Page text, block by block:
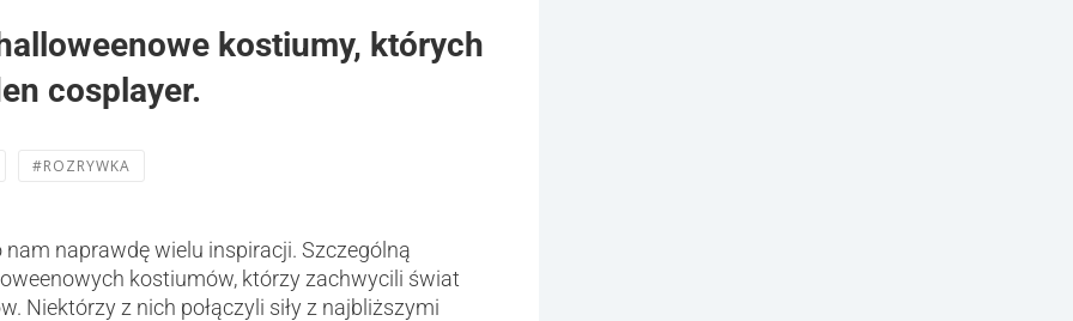
kostiumy, których
cosplayer.
#ROZRYWKA
naprawdę wielu inspiracji. Szczególną
kostiumów, którzy zachwycili świat
Niektórzy z nich połączyli siły z najbliższymi